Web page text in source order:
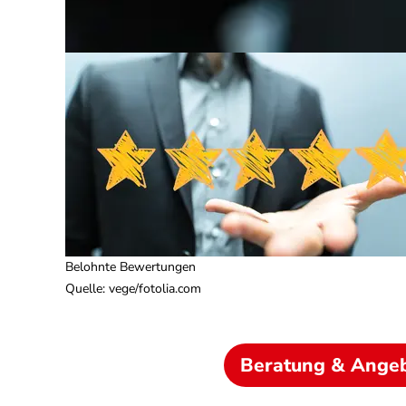
Belohnte Bewertungen
Quelle: vege/fotolia.com
Beratung &